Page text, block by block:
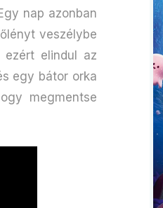
nap azonban
veszélybe
elindul az
egy bátor orka
megmentse